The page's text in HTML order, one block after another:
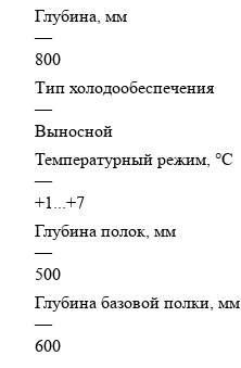
Глубина, мм
—
800
Тип холодообеспечения
—
Выносной
Температурный режим, °C
—
+1...+7
Глубина полок, мм
—
500
Глубина базовой полки, мм
—
600